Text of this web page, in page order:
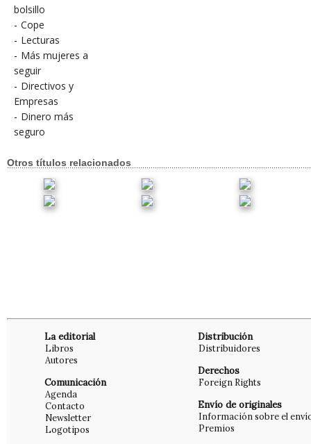
bolsillo
- Cope
- Lecturas
- Más mujeres a
seguir
- Directivos y
Empresas
- Dinero más
seguro
Otros títulos relacionados
La editorial
Libros
Autores
Comunicación
Agenda
Contacto
Newsletter
Logotipos
Distribución
Distribuidores
Derechos
Foreign Rights
Envío de originales
Información sobre el
Premios